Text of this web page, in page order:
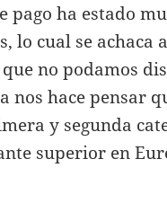
pago ha estado
lo cual se achaca
no podamos
nos hace pensar
y segunda
superior en